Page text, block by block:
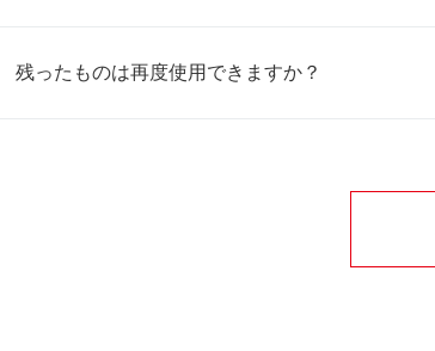
残ったものは再度使用できますか？